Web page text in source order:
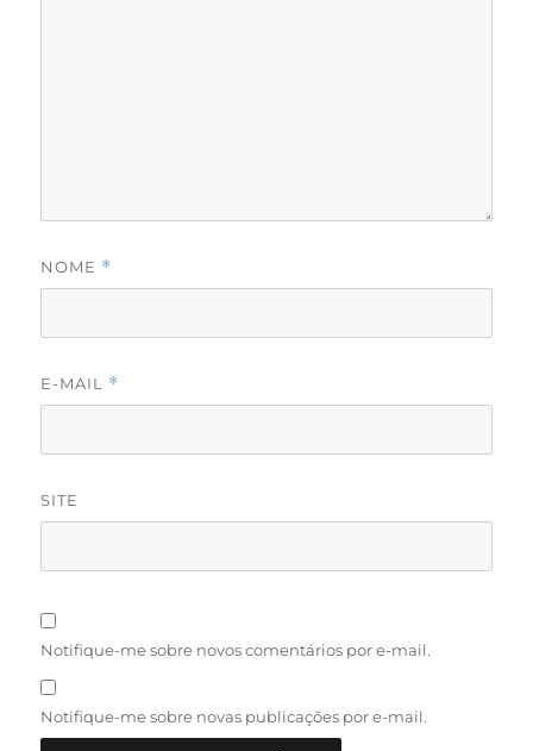
NOME *
E-MAIL *
SITE
Notifique-me sobre novos comentários por e-mail.
Notifique-me sobre novas publicações por e-mail.